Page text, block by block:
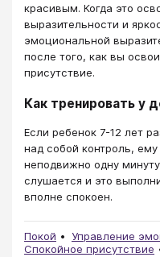
красивым. Когда это
выразительности и
эмоциональной
после того, как вы
присутствие.
Как тренировать у
Если ребенок 7-12 лет
над собой контроль,
неподвижно одну
слушается и это
вполне спокоен.
Покой
Управление
Спокойное присутствие